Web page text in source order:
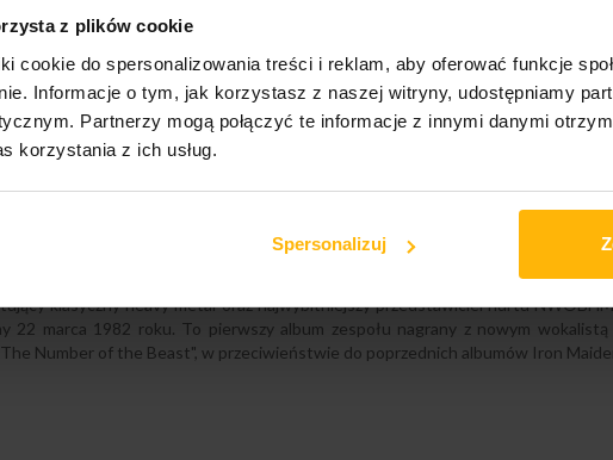
z plików cookie
cookie do spersonalizowania treści i reklam, aby oferować funkcje
Informacje o tym, jak korzystasz z naszej witryny, udostępniamy
Partnerzy mogą połączyć te informacje z innymi danymi
korzystania z ich usług.
Spersonalizuj
pochodzący z Leyton w Londynie, założony 25 grudnia 1975 roku przez
zespołów w gatunku oraz jeden z najlepszych, a zarazem najbardziej
współczesnego metalu i heavy rocka. Iron Maiden byli również jednym z
oraz w pełni identyfikowały się ze stylem muzycznym oraz subkulturowym
często opisywana jest jako pionierzy współczesnego metalu, największy
klasyczny heavy metal oraz najwybitniejszy przedstawiciel nurtu
22 marca 1982 roku. To pierwszy album zespołu nagrany z nowym
Number of the Beast", w przeciwieństwie do poprzednich albumów Iron